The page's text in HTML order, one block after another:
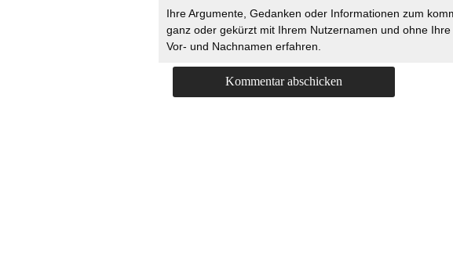
Ihre Argumente, Gedanken oder Informationen zum
ganz oder gekürzt mit Ihrem Nutzernamen und ohne
Vor- und Nachnamen erfahren.